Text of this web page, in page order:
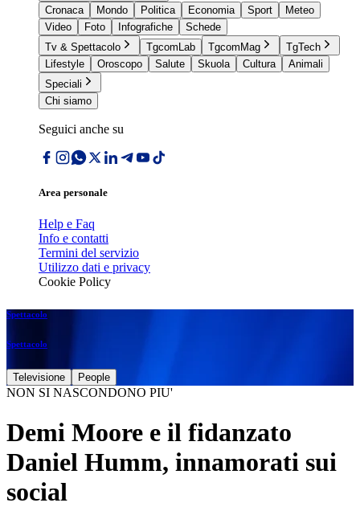
Cronaca
Mondo Politica Economia Sport
Meteo
Video
Foto Infografiche
Schede
Tv & Spettacolo
TgcomLab TgcomMag
TgTech
Lifestyle
Oroscopo Salute Skuola Cultura
Animali
Speciali
Chi siamo
Seguici anche su
Area personale
Help e Faq
Info e contatti
Termini del servizio
Utilizzo dati e privacy
Cookie Policy
Spettacolo
Spettacolo
Televisione People
NON SI NASCONDONO PIU'
Demi Moore e il fidanzato
Daniel Humm, innamorati sui
social